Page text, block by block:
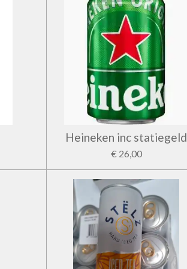
Heineken inc statiegeld
€ 26,00